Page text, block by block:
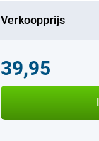
Verkoopprijs
39,95